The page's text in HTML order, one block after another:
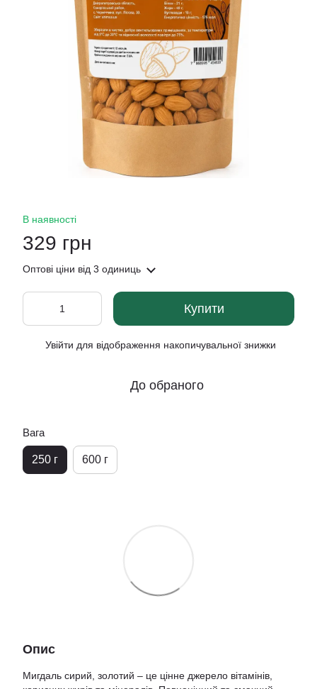
В наявності
329 грн
Оптові ціни від 3 одиниць
Купити
Увійти для відображення накопичувальної знижки
До обраного
Вага
250 г 600 г
Опис
Мигдаль сирий, золотий – це цінне джерело вітамінів,